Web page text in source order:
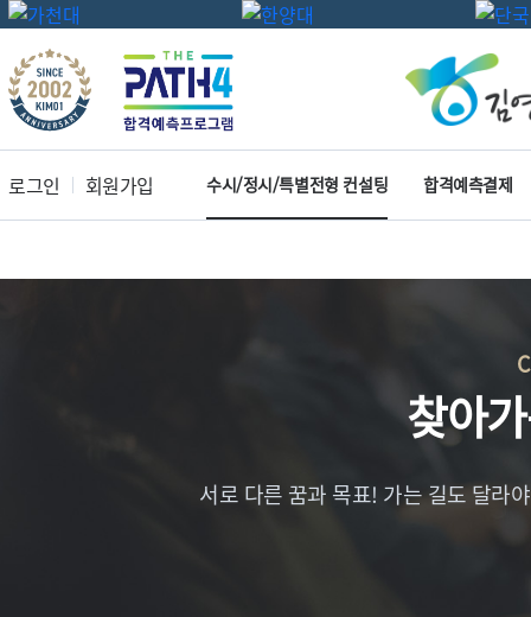
로그인 회원가입 수시/정시/특별전형 컨설팅 합격예측결제
찾아
서로 다른 꿈과 목표! 가는 길도 달라